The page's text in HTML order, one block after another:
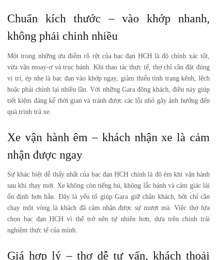
Chuẩn kích thước – vào khớp nhanh,
không phải chỉnh nhiều
Một trong những ưu điểm rõ rệt của bạc đạn HCH là độ chính xác tốt,
vừa vặn moay-ơ và trục bánh. Khi thao tác thực tế, thợ chỉ cần đặt đúng
vị trí, ép nhẹ là bạc đạn vào khớp ngay, giảm thiểu tình trạng kênh, lệch
hoặc phải chỉnh lại nhiều lần. Với những Gara đông khách, điều này giúp
tiết kiệm đáng kể thời gian và tránh được các lỗi nhỏ gây ảnh hưởng đến
quá trình trả xe.
Xe vận hành êm – khách nhận xe là cảm
nhận được ngay
Sự khác biệt dễ thấy nhất của bạc đạn HCH chính là độ êm khi vận hành
sau khi thay mới. Xe không còn tiếng hú, không lắc bánh và cảm giác lái
ổn định hơn hẳn. Đây là yếu tố giúp Gara giữ chân khách, bởi chỉ cần
chạy một vòng là khách đã cảm nhận được sự mượt mà. Việc thợ lựa
chọn bạc đạn HCH vì thế trở nên tự nhiên hơn, dựa trên chính trải
nghiệm thực tế của mình.
Giá hợp lý – thợ dễ tư vấn, khách thoải